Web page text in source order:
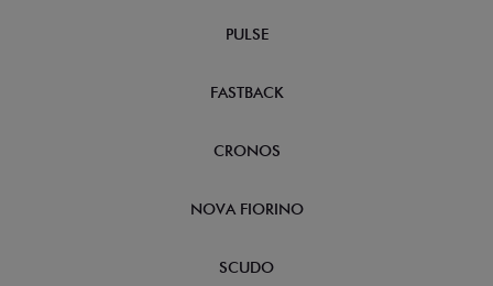
PULSE
FASTBACK
CRONOS
NOVA FIORINO
SCUDO